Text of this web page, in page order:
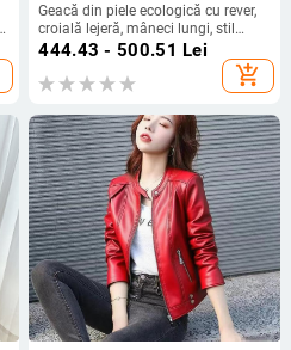
Geacă din piele ecologică cu rever,
croială lejeră, mâneci lungi, stil
retro, primăvara 2025
444.43 - 500.51 Lei
add_shopping_cart